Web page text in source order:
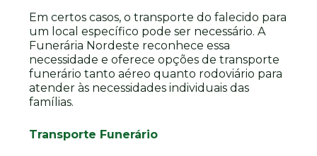
Em certos casos, o transporte do falecido para
um local específico pode ser necessário. A
Funerária Nordeste reconhece essa
necessidade e oferece opções de transporte
funerário tanto aéreo quanto rodoviário para
atender às necessidades individuais das
famílias.
Transporte Funerário